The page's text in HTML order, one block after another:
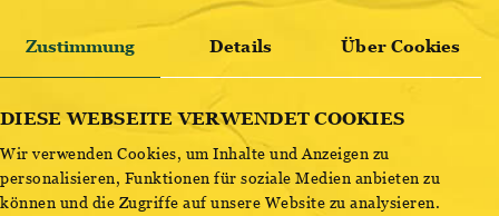
HIER REGISTRIEREN
VINYL & MUSIC
SUMMER NIGHTS
16:00 - 22:00 UHR
Zustimmung Details Über Cookies
DIESE WEBSEITE VERWENDET COOKIES
Wir verwenden Cookies, um Inhalte und Anzeigen zu
personalisieren, Funktionen für soziale Medien anbieten zu
können und die Zugriffe auf unsere Website zu analysieren.